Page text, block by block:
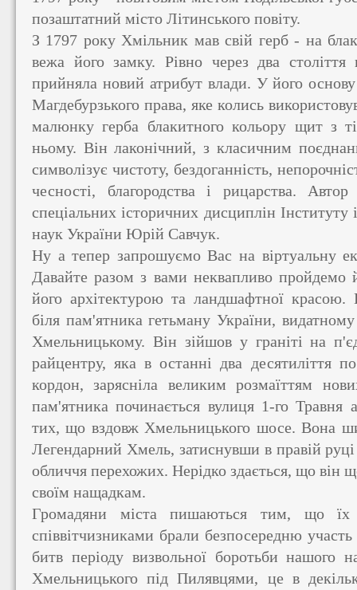
позаштатний місто Літинського повіту.
З 1797 року Хмільник мав свій герб - на
вежа його замку. Рівно через два
прийняла новий атрибут влади. У його
Магдебурзького права, яке колись
малюнку герба блакитного кольору щит з
ньому. Він лаконічний, з класичним
символізує чистоту, бездоганність,
чесності, благородства і рицарства. Автор
спеціальних історичних дисциплін Інституту
наук України Юрій Савчук.
Ну а тепер запрошуємо Вас на віртуальну
Давайте разом з вами неквапливо пройдемо
його архітектурою та ландшафтної
біля пам'ятника гетьману України,
Хмельницькому. Він зійшов у граніті на
райцентру, яка в останні два десятиліття
кордон, зарясніла великим розмаїттям
пам'ятника починається вулиця 1-го Травня
тих, що вздовж Хмельницького шосе. Вона
Легендарний Хмель, затиснувши в правій руці
обличчя перехожих. Нерідко здається, що він
своїм нащадкам.
Громадяни міста пишаються тим, що їх
співвітчизниками брали безпосередню
битв періоду визвольної боротьби нашого
Хмельницького під Пилявцями, це в